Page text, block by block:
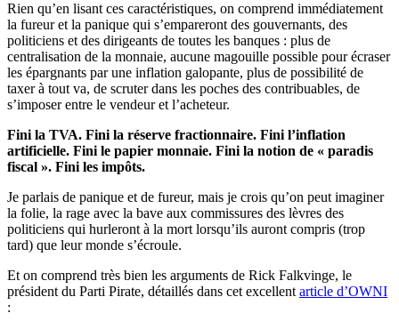
Rien qu’en lisant ces caractéristiques, on comprend immédiatement
la fureur et la panique qui s’empareront des gouvernants, des
politiciens et des dirigeants de toutes les banques : plus de
centralisation de la monnaie, aucune magouille possible pour écraser
les épargnants par une inflation galopante, plus de possibilité de
taxer à tout va, de scruter dans les poches des contribuables, de
s’imposer entre le vendeur et l’acheteur.
Fini la TVA. Fini la réserve fractionnaire. Fini l’inflation
artificielle. Fini le papier monnaie. Fini la notion de « paradis
fiscal ». Fini les impôts.
Je parlais de panique et de fureur, mais je crois qu’on peut imaginer
la folie, la rage avec la bave aux commissures des lèvres des
politiciens qui hurleront à la mort lorsqu’ils auront compris (trop
tard) que leur monde s’écroule.
Et on comprend très bien les arguments de Rick Falkvinge, le
président du Parti Pirate, détaillés dans cet excellentarticle d’OWNI
: